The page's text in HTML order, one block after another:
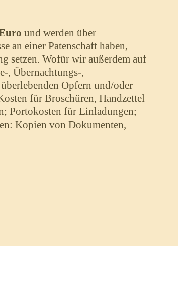
und werden über
an einer Patenschaft haben,
setzen. Wofür wir außerdem auf
, Übernachtungs-,
Opfern und/oder
für Broschüren, Handzettel
Portokosten für Einladungen;
Kopien von Dokumenten,